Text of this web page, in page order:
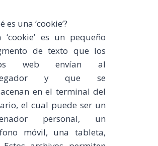
es una ‘cookie’?
‘cookie’ es un pequeño
de texto que los
web envían al
y que se
en el terminal del
el cual puede ser un
personal, un
móvil, una tableta,